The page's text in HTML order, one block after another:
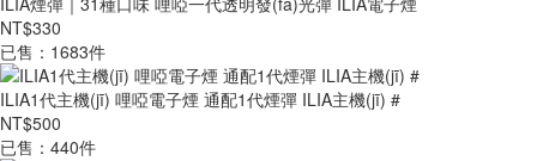
NT$330
已售：1683件
ILIA1代主機(jī) 哩啞電子煙 通配1代煙彈 ILIA主機(jī) #
NT$500
已售：440件